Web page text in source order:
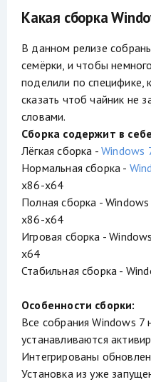
Какая сборка
В данном релизе
семёрки, и чтобы
поделили по специфике,
сказать чтоб чайник не
словами.
Сборка содержит в
Лёгкая сборка -Windows
Нормальная сборка -
x86-x64
Полная сборка -
x86-x64
Игровая сборка -
x64
Стабильная сборка -
Особенности сборки:
Все собрания Windows 7
устанавливаются
Интегрированы
Установка из уже